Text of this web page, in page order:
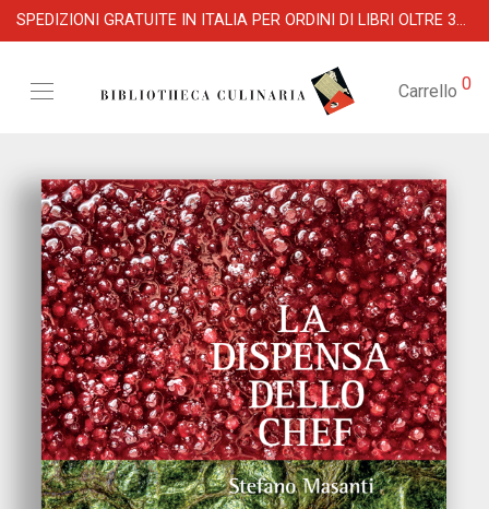
SPEDIZIONI GRATUITE IN ITALIA PER ORDINI DI LIBRI OLTRE 39 €
Carrello 0